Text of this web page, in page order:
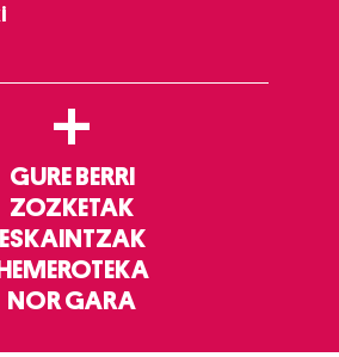
+
GURE BERRI
ZOZKETAK
ESKAINTZAK
NOR GARA